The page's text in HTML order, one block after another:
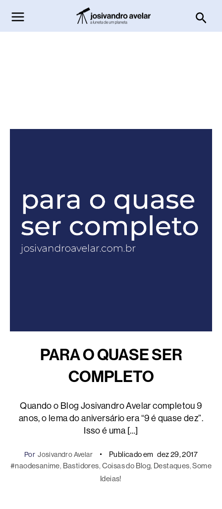
para
o
PARA O QUASE SER
COMPLETO
Quando o Blog Josivandro Avelar completou 9
anos, o lema do aniversário era “9 é quase dez”.
Isso é uma […]
Por Josivandro Avelar Publicado em dez 29, 2017
#naodesanime, Bastidores, Coisas do Blog, Destaques, Some
Ideias!